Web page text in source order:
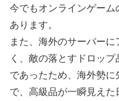
今でもオンラインゲー
あります。
また、海外のサーバー
く、敵の落とすドロッ
であったため、海外勢
で、高級品が一瞬見え